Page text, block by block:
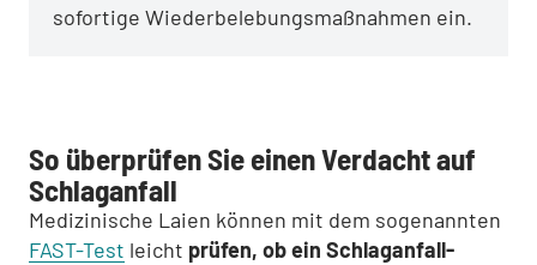
sofortige Wiederbelebungsmaßnahmen ein.
So überprüfen Sie einen Verdacht auf
Schlaganfall
Medizinische Laien können mit dem sogenannten
FAST-Test leicht prüfen, ob ein Schlaganfall-